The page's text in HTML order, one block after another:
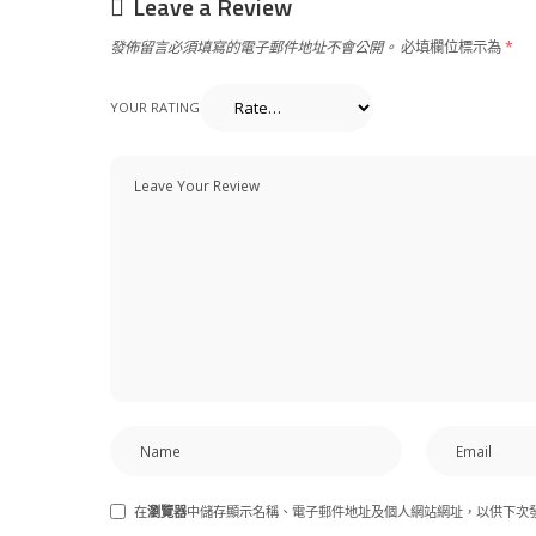
發佈留言必須填寫的電子郵件地址不會公開。 必填欄位標示為*
YOUR RATING
在瀏覽器中儲存顯示名稱、電子郵件地址及個人網站網址，以供下次